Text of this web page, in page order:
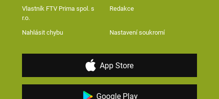
Vlastník FTV Prima spol. s
r.o.
Redakce
Nahlásit chybu Nastavení soukromí
App Store
Google Play